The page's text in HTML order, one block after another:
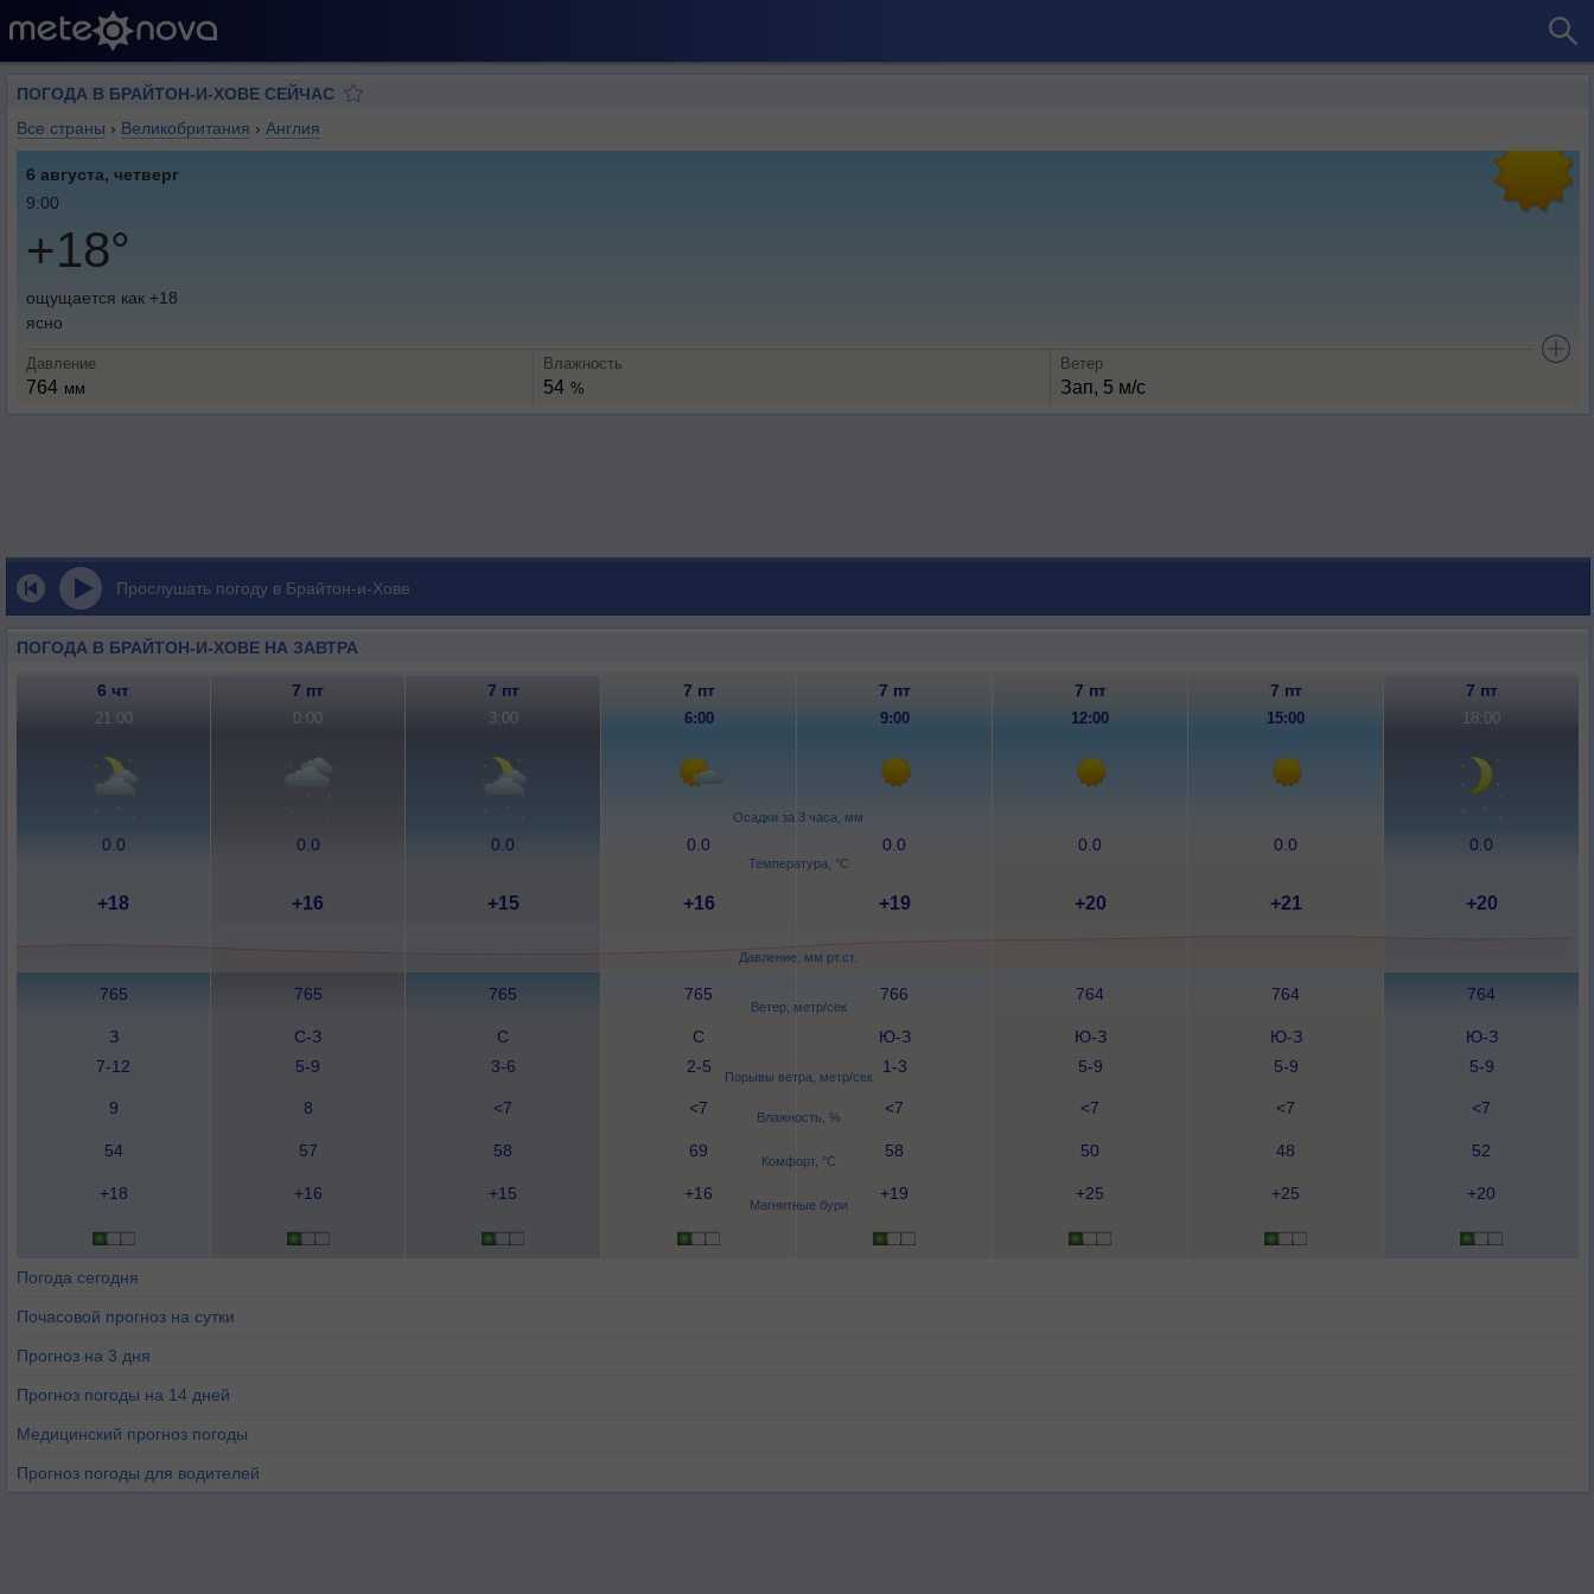
ПОГОДА В БРАЙТОН-И-ХОВЕ СЕЙЧАС
Все страны › Великобритания › Англия
6 августа, четверг
9:00
+18°
ощущается как +18
ясно
Давление
764 мм
Влажность
54 %
Ветер
Зап, 5 м/с
Прослушать погоду в Брайтон-и-Хове
ПОГОДА В БРАЙТОН-И-ХОВЕ НА ЗАВТРА
Осадки за 3 часа, мм
Температура, °C
Давление, мм рт.ст.
Ветер, метр/сек
Порывы ветра, метр/сек
Влажность, %
Комфорт, °C
Магнитные бури
6 чт 7 пт 7 пт 7 пт 7 пт 7 пт 7 пт 7 пт
21:00 0:00 3:00 6:00 9:00 12:00 15:00 18:00
0.0 0.0 0.0 0.0 0.0 0.0 0.0 0.0
+18 +16 +15 +16 +19 +20 +21 +20
765 765 765 765 766 764 764 764
З
7-12
С-З
5-9
С
3-6
С
2-5
Ю-З
1-3
Ю-З
5-9
Ю-З
5-9
Ю-З
5-9
9 8 <7 <7 <7 <7 <7 <7
54 57 58 69 58 50 48 52
+18 +16 +15 +16 +19 +25 +25 +20
Погода сегодня
Почасовой прогноз на сутки
Прогноз на 3 дня
Прогноз погоды на 14 дней
Медицинский прогноз погоды
Прогноз погоды для водителей